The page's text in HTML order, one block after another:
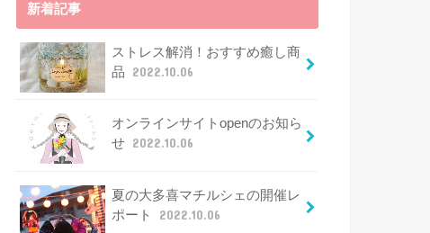
新着記事
ストレス解消！おすすめ癒し商
品
2022.10.06
オンラインサイトopenのお知ら
せ 2022.10.06
夏の大多喜マチルシェの開催レ
ポート
2022.10.06